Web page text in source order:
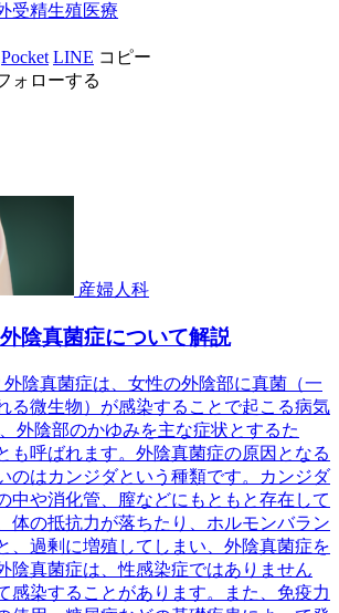
受精生殖医療
Pocket LINE コピー
ォローする
産婦人科
陰真菌症について解説
陰真菌症は、女性の外陰部に真菌（一
る微生物）が感染することで起こる病気
外陰部のかゆみを主な症状とするた
も呼ばれます。外陰真菌症の原因となる
のはカンジダという種類です。カンジダ
中や消化管、膣などにもともと存在して
体の抵抗力が落ちたり、ホルモンバラン
、過剰に増殖してしまい、外陰真菌症を
陰真菌症は、性感染症ではありません
感染することがあります。また、免疫力